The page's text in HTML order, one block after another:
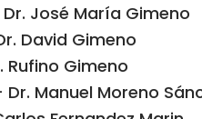
José María Gimeno
David Gimeno
Rufino Gimeno
Manuel Moreno